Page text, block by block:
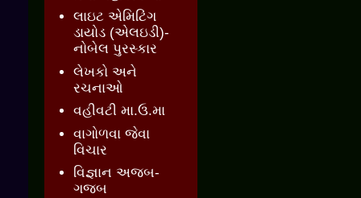
લાઇટ એમિટિંગ
ડાયોડ (એલઇડી)-
નોબેલ પુરસ્કાર
લેખકો અને
રચનાઓ
વહીવટી મા.ઉ.મા
વાગોળવા જેવા
વિચાર
વિજ્ઞાન અજબ-
ગજબ